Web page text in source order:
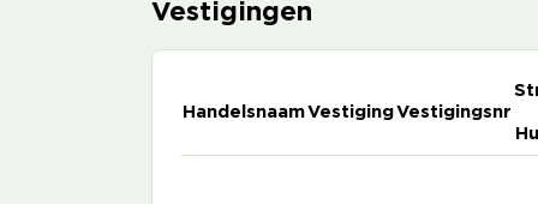
Vestigingen
HandelsnaamVestigingVestigingsnr